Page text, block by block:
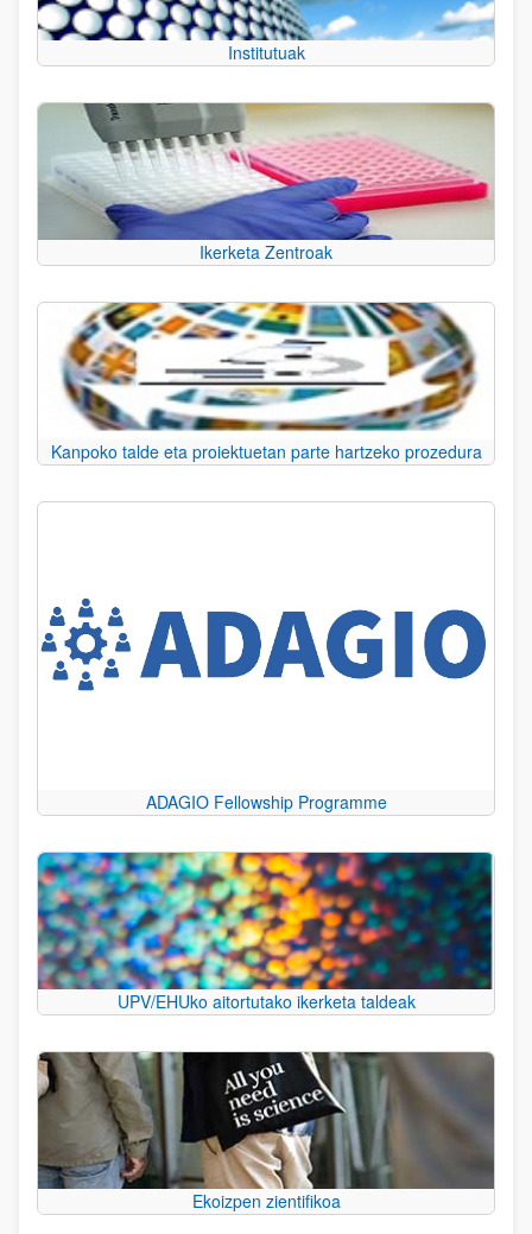
Institutuak
Ikerketa Zentroak
Kanpoko talde eta proiektuetan parte hartzeko prozedura
ADAGIO Fellowship Programme
UPV/EHUko aitortutako ikerketa taldeak
Ekoizpen zientifikoa